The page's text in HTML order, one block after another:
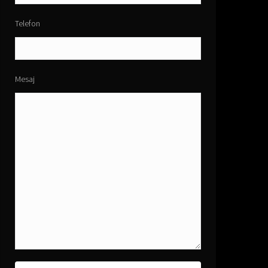
Telefon
Mesaj